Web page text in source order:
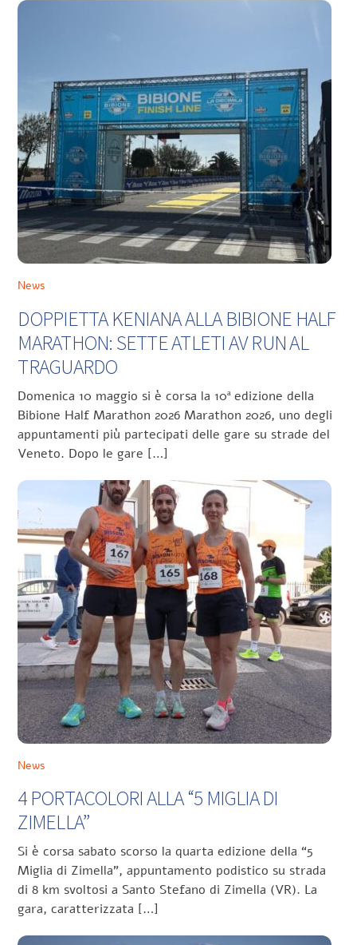
News
DOPPIETTA KENIANA ALLA BIBIONE HALF
MARATHON: SETTE ATLETI AV RUN AL
TRAGUARDO
Domenica 10 maggio si è corsa la 10ª edizione della
Bibione Half Marathon 2026 Marathon 2026, uno degli
appuntamenti più partecipati delle gare su strade del
Veneto. Dopo le gare […]
News
4 PORTACOLORI ALLA “5 MIGLIA DI
ZIMELLA”
Si è corsa sabato scorso la quarta edizione della “5
Miglia di Zimella”, appuntamento podistico su strada
di 8 km svoltosi a Santo Stefano di Zimella (VR). La
gara, caratterizzata […]